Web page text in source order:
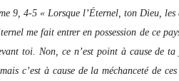
9, 4-5 « Lorsque l’Éternel, ton Dieu,
me fait entrer en possession de ce
toi. Non, ce n’est point à cause de
c’est à cause de la méchanceté de